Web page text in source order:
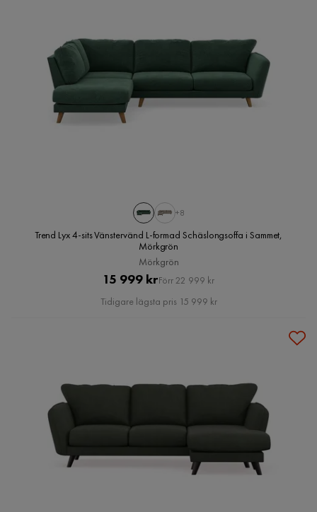
+8
Trend Lyx 4-sits Vänstervänd L-formad Schäslongsoffa i Sammet,
Mörkgrön
Mörkgrön
Pris
15 999 krOriginal
Pris
Förr 22 999 kr
Tidigare lägsta pris 15 999 kr